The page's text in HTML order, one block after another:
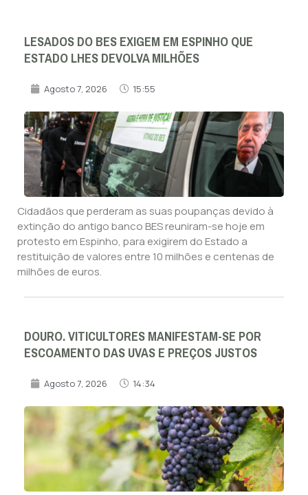
LESADOS DO BES EXIGEM EM ESPINHO QUE
ESTADO LHES DEVOLVA MILHÕES
Agosto 7, 2026 15:55
Cidadãos que perderam as suas poupanças devido à
extinção do antigo banco BES reuniram-se hoje em
protesto em Espinho, para exigirem do Estado a
restituição de valores entre 10 milhões e centenas de
milhões de euros.
DOURO. VITICULTORES MANIFESTAM-SE POR
ESCOAMENTO DAS UVAS E PREÇOS JUSTOS
Agosto 7, 2026 14:34